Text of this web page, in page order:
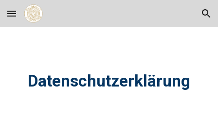
Skip to main content Skip to navigation
Datenschutzerklärung